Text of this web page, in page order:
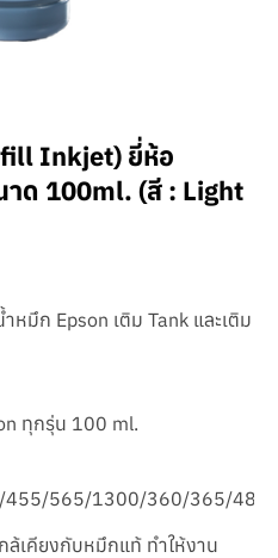
Inkjet) ยี่ห้อ
าด 100ml. (สี : Light
หมึก Epson เติม Tank และเติม
ทุกรุ่น 100 ml.
565/1300/360/365/485
เคียงกับหมึกแท้ ทำให้งาน